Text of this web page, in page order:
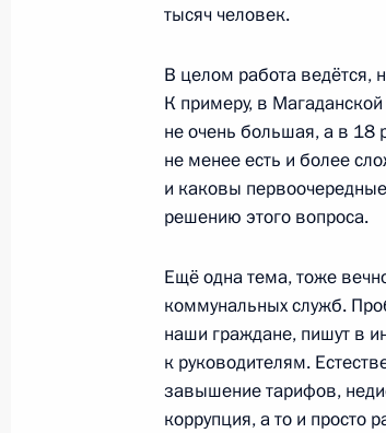
Встреча с
олимпийского комитета
12 февраля 2012 года, 16:30
11 февраля 2012 года,
Рабочая встреча с
Александром Ткачёвым
11 февраля 2012 года, 19:00
тысяч человек.
В целом работа ведётся,
К примеру, в
не очень большая, а в 18
не менее есть и более
и каковы
решению этого вопроса.
Ещё одна тема, тоже
коммунальных служб.
наши граждане, пишут в
к руководителям.
завышение тарифов,
коррупция, а то и просто